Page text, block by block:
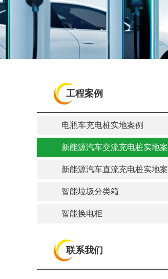
工程案例
电瓶车充电桩实地案例
新能源汽车交流充电桩实地案
新能源汽车直流充电桩实地案
智能垃圾分类箱
智能换电柜
联系我们